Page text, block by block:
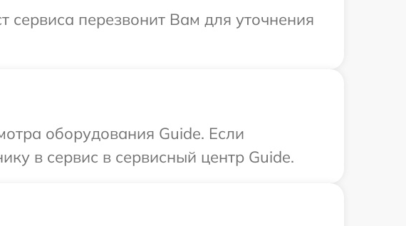
сервиса перезвонит Вам для уточнения
оборудования Guide. Если
в сервис в сервисный центр Guide.